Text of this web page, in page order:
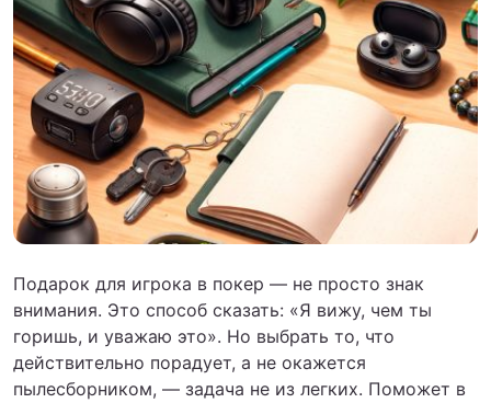
Подарок для игрока в покер — не просто знак
внимания. Это способ сказать: «Я вижу, чем ты
горишь, и уважаю это». Но выбрать то, что
действительно порадует, а не окажется
пылесборником, — задача не из легких. Поможет в